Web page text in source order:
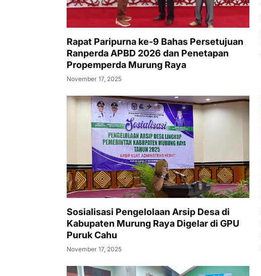
Rapat Paripurna ke-9 Bahas Persetujuan
Ranperda APBD 2026 dan Penetapan
Propemperda Murung Raya
November 17, 2025
Sosialisasi Pengelolaan Arsip Desa di
Kabupaten Murung Raya Digelar di GPU
Puruk Cahu
November 17, 2025